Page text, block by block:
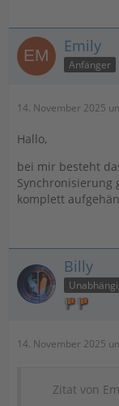
Emily
Anfänger
14. November 2025
Hallo,
bei mir besteht
Synchronisierung
komplett
Billy
14. November 2025
Zitat von